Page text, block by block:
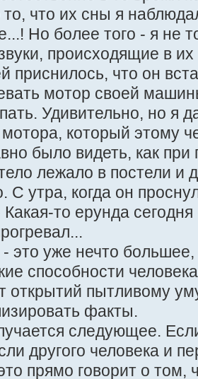
то, что их сны я
Но более того - я не
происходящие в
приснилось, что он
мотор своей
Удивительно, но я
который этому
было видеть, как
лежало в постели и
С утра, когда он
то ерунда
- это уже нечто
способности
открытий пытливому
факты.
следующее.
другого человека и
прямо говорит о том,